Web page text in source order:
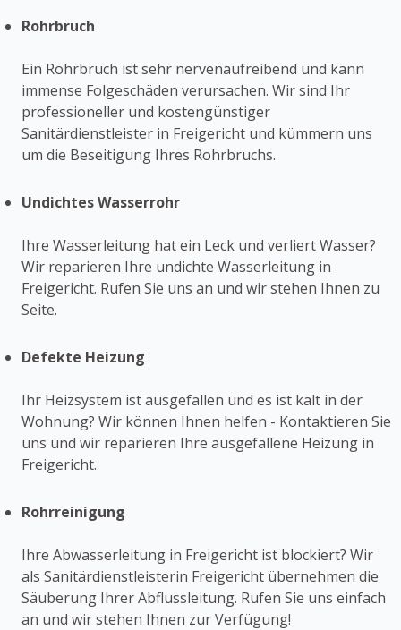
Rohrbruch
Ein Rohrbruch ist sehr nervenaufreibend und kann
immense Folgeschäden verursachen. Wir sind Ihr
professioneller und kostengünstiger
Sanitärdienstleister in Freigericht und kümmern uns
um die Beseitigung Ihres Rohrbruchs.
Undichtes Wasserrohr
Ihre Wasserleitung hat ein Leck und verliert Wasser?
Wir reparieren Ihre undichte Wasserleitung in
Freigericht. Rufen Sie uns an und wir stehen Ihnen zu
Seite.
Defekte Heizung
Ihr Heizsystem ist ausgefallen und es ist kalt in der
Wohnung? Wir können Ihnen helfen - Kontaktieren Sie
uns und wir reparieren Ihre ausgefallene Heizung in
Freigericht.
Rohrreinigung
Ihre Abwasserleitung in Freigericht ist blockiert? Wir
als Sanitärdienstleisterin Freigericht übernehmen die
Säuberung Ihrer Abflussleitung. Rufen Sie uns einfach
an und wir stehen Ihnen zur Verfügung!